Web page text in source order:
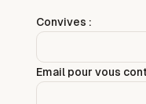
Convives :
Email pour vous